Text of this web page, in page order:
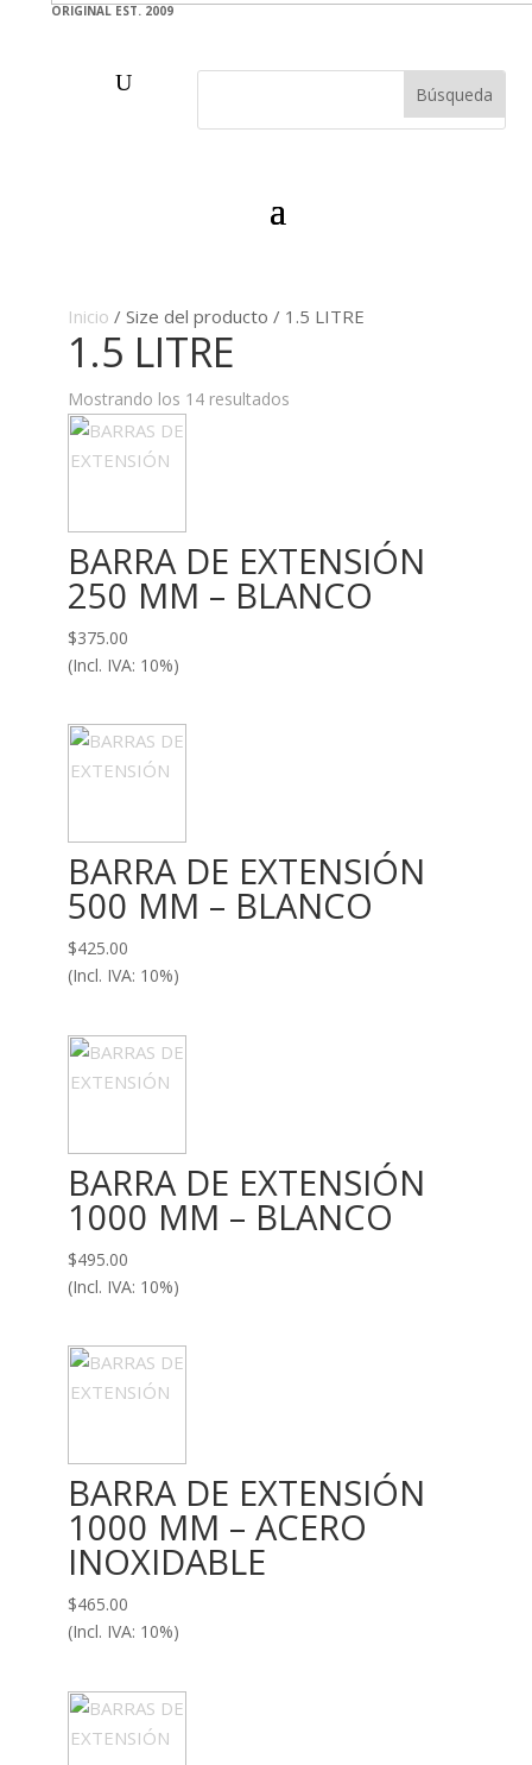
ORIGINAL EST. 2009
U
Inicio / Size del producto / 1.5 LITRE
1.5 LITRE
Mostrando los 14 resultadosOrdenado
BARRA DE EXTENSIÓN
250 MM – BLANCO
$375.00
(Incl. IVA: 10%)
BARRA DE EXTENSIÓN
500 MM – BLANCO
$425.00
(Incl. IVA: 10%)
BARRA DE EXTENSIÓN
1000 MM – BLANCO
$495.00
(Incl. IVA: 10%)
BARRA DE EXTENSIÓN
1000 MM – ACERO
INOXIDABLE
$465.00
(Incl. IVA: 10%)